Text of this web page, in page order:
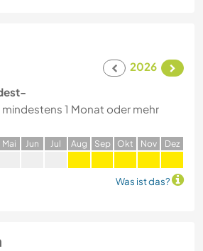
2026
mindestens 1 Monat oder mehr
Mai Jun Jul Aug Sep Okt Nov Dez
Was ist das?